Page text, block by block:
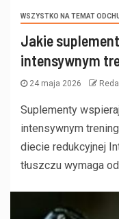
WSZYSTKO NA TEMAT
Jakie
intensywnym
24 maja 2026
Suplementy
intensywnym
diecie redukcyjnej
tłuszczu wymaga